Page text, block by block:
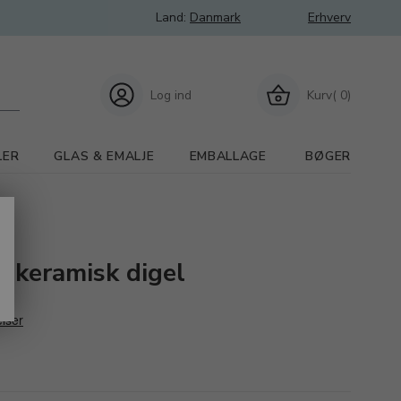
Land: Danmark Erhverv
Kurv( 0)
Log ind
GLAS & EMALJE EMBALLAGE BØGER
keramisk digel